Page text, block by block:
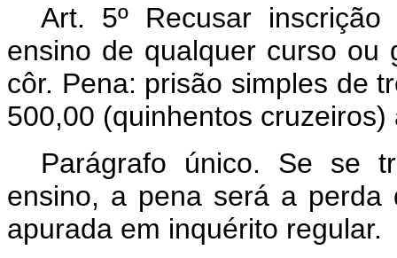
Art. 5º Recusar
ensino de qualquer curso
côr. Pena: prisão simples de
500,00 (quinhentos
Parágrafo único. Se se
ensino, a pena será a
apurada em inquérito regular.